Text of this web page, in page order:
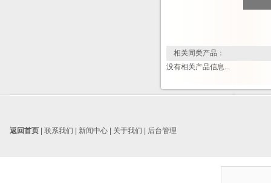
相关同类产品：
没有相关产品信息...
返回首页 联系我们 新闻中心 关于我们 后台管理